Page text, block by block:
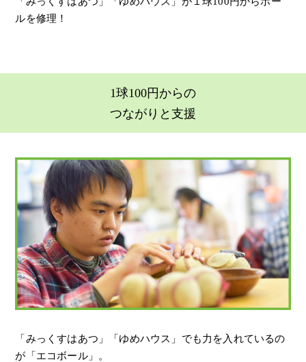
ルを修理！
1球100円からの
つながりと支援
「みっくすはあつ」「ゆめハウス」でも力を入れているの
が「エコボール」。